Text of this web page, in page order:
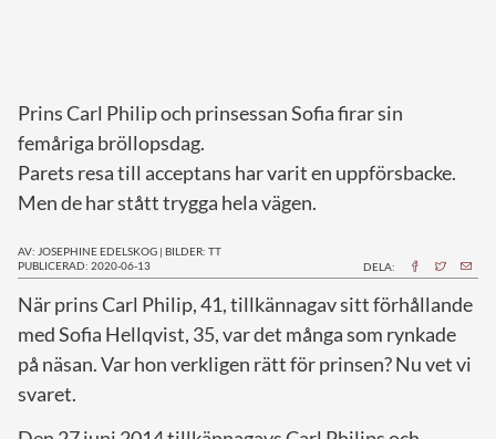
Prins Carl Philip och prinsessan Sofia firar sin
femåriga bröllopsdag.
Parets resa till acceptans har varit en uppförsbacke.
Men de har stått trygga hela vägen.
AV: JOSEPHINE EDELSKOG | BILDER: TT
PUBLICERAD: 2020-06-13
DELA:
När prins Carl Philip, 41, tillkännagav sitt förhållande
med Sofia Hellqvist, 35, var det många som rynkade
på näsan. Var hon verkligen rätt för prinsen? Nu vet vi
svaret.